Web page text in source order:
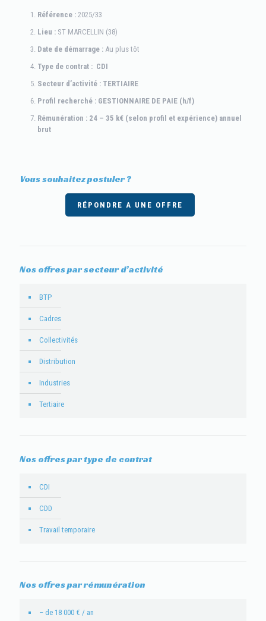
Référence : 2025/33
Lieu : ST MARCELLIN (38)
Date de démarrage : Au plus tôt
Type de contrat : CDI
Secteur d’activité : TERTIAIRE
Profil recherché : GESTIONNAIRE DE PAIE (h/f)
Rémunération : 24 – 35 k€ (selon profil et expérience) annuel
brut
Vous souhaitez postuler ?
RÉPONDRE A UNE OFFRE
Nos offres par secteur d’activité
BTP
Cadres
Collectivités
Distribution
Industries
Tertiaire
Nos offres par type de contrat
CDI
CDD
Travail temporaire
Nos offres par rémunération
– de 18 000 € / an